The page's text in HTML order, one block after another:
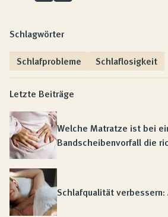
Schlagwörter
Schlafprobleme
Schlaflosigkeit
Letzte Beiträge
Welche Matratze ist bei
Bandscheibenvorfall die
Schlafqualität verbessern: